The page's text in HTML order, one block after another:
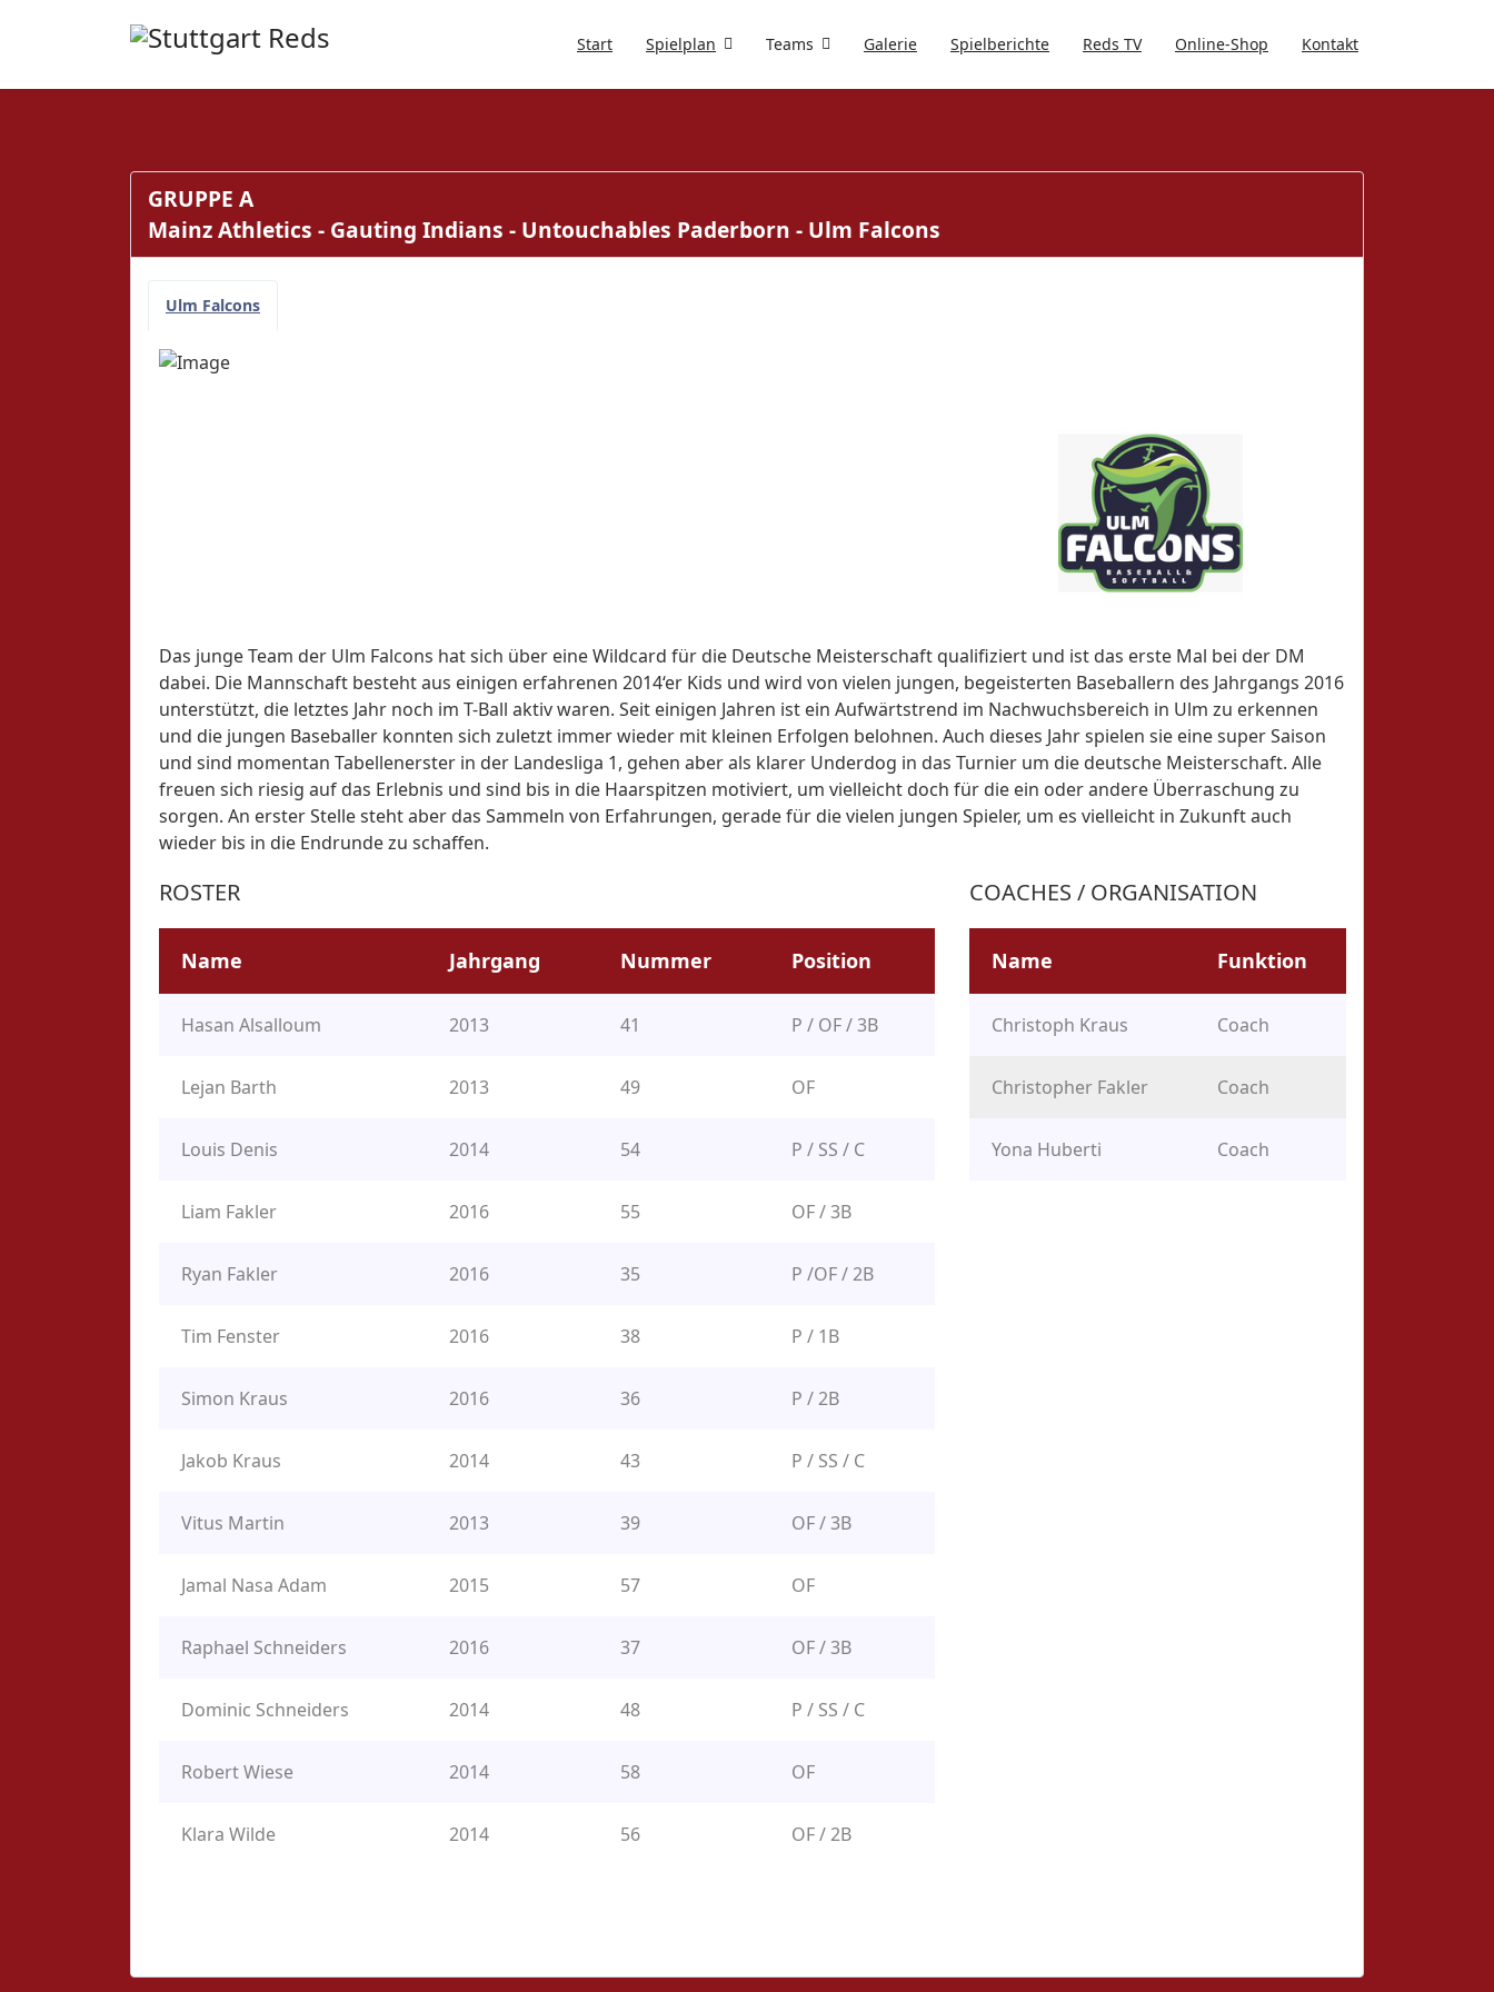
Start Spielplan Teams Galerie Spielberichte Reds TV Online-Shop Kontakt
GRUPPE A
Mainz Athletics - Gauting Indians - Untouchables Paderborn - Ulm Falcons
Ulm Falcons
Das junge Team der Ulm Falcons hat sich über eine Wildcard für die Deutsche Meisterschaft qualifiziert und ist das erste Mal bei der DM
dabei. Die Mannschaft besteht aus einigen erfahrenen 2014‘er Kids und wird von vielen jungen, begeisterten Baseballern des Jahrgangs 2016
unterstützt, die letztes Jahr noch im T-Ball aktiv waren. Seit einigen Jahren ist ein Aufwärtstrend im Nachwuchsbereich in Ulm zu erkennen
und die jungen Baseballer konnten sich zuletzt immer wieder mit kleinen Erfolgen belohnen. Auch dieses Jahr spielen sie eine super Saison
und sind momentan Tabellenerster in der Landesliga 1, gehen aber als klarer Underdog in das Turnier um die deutsche Meisterschaft. Alle
freuen sich riesig auf das Erlebnis und sind bis in die Haarspitzen motiviert, um vielleicht doch für die ein oder andere Überraschung zu
sorgen. An erster Stelle steht aber das Sammeln von Erfahrungen, gerade für die vielen jungen Spieler, um es vielleicht in Zukunft auch
wieder bis in die Endrunde zu schaffen.
ROSTER
Name Jahrgang Nummer Position
Hasan Alsalloum 2013 41 P / OF / 3B
Lejan Barth 2013 49 OF
Louis Denis 2014 54 P / SS / C
Liam Fakler 2016 55 OF / 3B
Ryan Fakler 2016 35 P /OF / 2B
Tim Fenster 2016 38 P / 1B
Simon Kraus 2016 36 P / 2B
Jakob Kraus 2014 43 P / SS / C
Vitus Martin 2013 39 OF / 3B
Jamal Nasa Adam 2015 57 OF
Raphael Schneiders 2016 37 OF / 3B
Dominic Schneiders 2014 48 P / SS / C
Robert Wiese 2014 58 OF
Klara Wilde 2014 56 OF / 2B
COACHES / ORGANISATION
Name Funktion
Christoph Kraus Coach
Christopher Fakler Coach
Yona Huberti Coach